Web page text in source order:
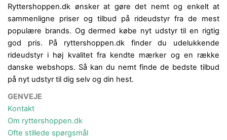
Ryttershoppen.dk ønsker at gøre det nemt og enkelt at
sammenligne priser og tilbud på rideudstyr fra de mest
populære brands. Og dermed købe nyt udstyr til en rigtig
god pris. På ryttershoppen.dk finder du udelukkende
rideudstyr i høj kvalitet fra kendte mærker og en række
danske webshops. Så kan du nemt finde de bedste tilbud
på nyt udstyr til dig selv og din hest.
GENVEJE
Kontakt
Om ryttershoppen.dk
Ofte stillede spørgsmål